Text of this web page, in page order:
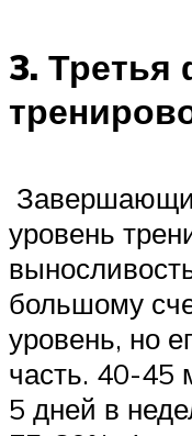
3. Третья
уровень
большому
уровень, но
часть. 40-45
5 дней в